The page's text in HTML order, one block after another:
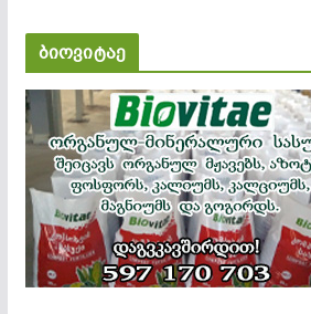
ბიოვიტაე